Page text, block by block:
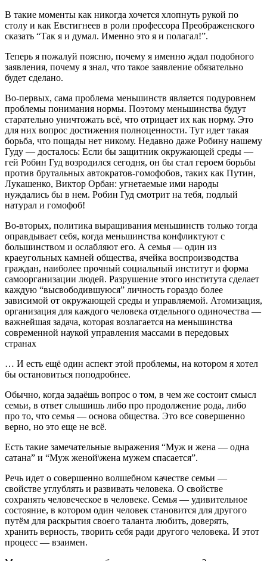
В такие моменты как никогда хочется хлопнуть рукой по
столу и как Евстигнеев в роли профессора Преображенского
сказать “Так я и думал. Именно это я и полагал!”.
Теперь я пожалуй поясню, почему я именно ждал подобного
заявления, почему я знал, что такое заявление обязательно
будет сделано.
Во-первых, сама проблема меньшинств является подуровнем
проблемы понимания нормы. Поэтому меньшинства будут
старательно уничтожать всё, что отрицает их как норму. Это
для них вопрос достижения полноценности. Тут идет такая
борьба, что пощады нет никому. Недавно даже Робину нашему
Гуду — досталось: Если бы защитник окружающей среды —
гей Робин Гуд возродился сегодня, он бы стал героем борьбы
против брутальных автократов-гомофобов, таких как Путин,
Лукашенко, Виктор Орбан: угнетаемые ими народы
нуждались бы в нем. Робин Гуд смотрит на тебя, подлый
натурал и гомофоб!
Во-вторых, политика выращивания меньшинств только тогда
оправдывает себя, когда меньшинства конфликтуют с
большинством и ослабляют его. А семья — один из
краеугольных камней общества, ячейка воспроизводства
граждан, наиболее прочный социальный институт и форма
самоорганизации людей. Разрушение этого института сделает
каждую “высвободившуюся” личность гораздо более
зависимой от окружающей среды и управляемой. Атомизация,
организация для каждого человека отдельного одиночества —
важнейшая задача, которая возлагается на меньшинства
современной наукой управления массами в передовых
странах
… И есть ещё один аспект этой проблемы, на котором я хотел
бы остановиться поподробнее.
Обычно, когда задаёшь вопрос о том, в чем же состоит смысл
семьи, в ответ слышишь либо про продолжение рода, либо
про то, что семья — основа общества. Это все совершенно
верно, но это еще не всё.
Есть такие замечательные выражения “Муж и жена — одна
сатана” и “Муж женой\жена мужем спасается”.
Речь идет о совершенно волшебном качестве семьи —
свойстве углублять и развивать человека. О свойстве
сохранять человеческое в человеке. Семья — удивительное
состояние, в котором один человек становится для другого
путём для раскрытия своего таланта любить, доверять,
хранить верность, творить себя ради другого человека. И этот
процесс — взаимен.